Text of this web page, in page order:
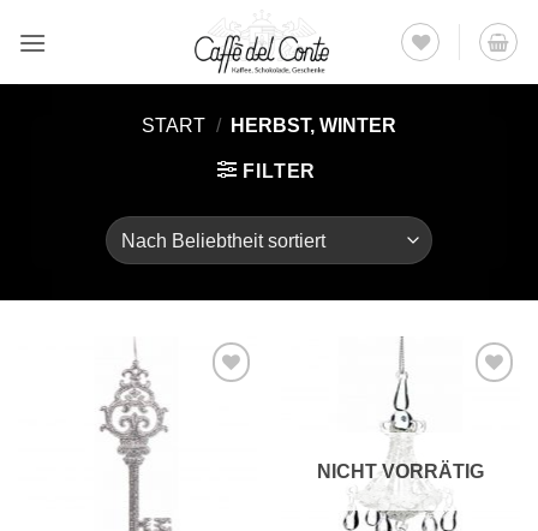
Inhalt
START / HERBST, WINTER
FILTER
Wunschliste
NICHT VORRÄTIG